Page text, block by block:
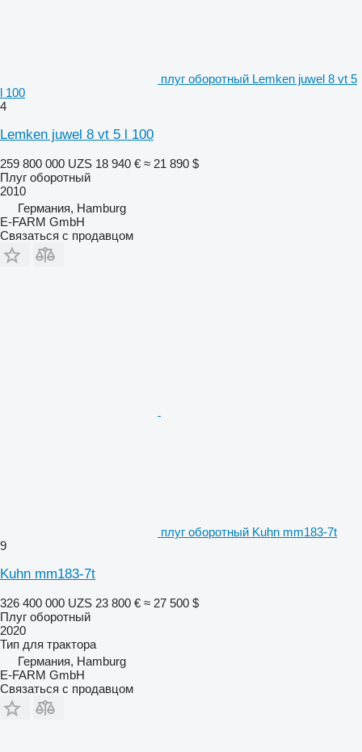
плуг оборотный Lemken juwel 8 vt 5
l 100
4
Lemken juwel 8 vt 5 l 100
259 800 000 UZS 18 940 € ≈ 21 890 $
Плуг оборотный
2010
Германия, Hamburg
E-FARM GmbH
Связаться с продавцом
плуг оборотный Kuhn mm183-7t
9
Kuhn mm183-7t
326 400 000 UZS 23 800 € ≈ 27 500 $
Плуг оборотный
2020
Тип для трактора
Германия, Hamburg
E-FARM GmbH
Связаться с продавцом